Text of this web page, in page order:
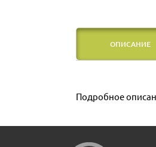
ОПИСАНИЕ
Подробное